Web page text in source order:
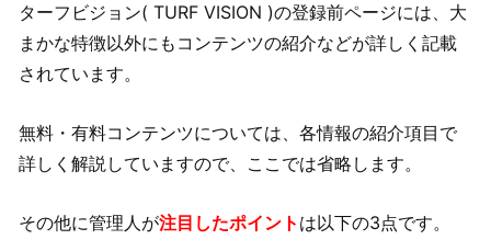
ターフビジョン( TURF VISION )の登録前ページには、大
まかな特徴以外にもコンテンツの紹介などが詳しく記載
されています。
無料・有料コンテンツについては、各情報の紹介項目で
詳しく解説していますので、ここでは省略します。
その他に管理人が注目したポイント は以下の3点です。